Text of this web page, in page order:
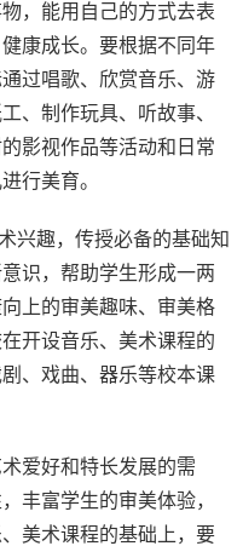
，能用自己的方式去表
康成长。要根据不同年
过唱歌、欣赏音乐、游
、制作玩具、听故事、
影视作品等活动和日常
行美育。
兴趣，传授必备的基础知
识，帮助学生形成一两
上的审美趣味、审美格
开设音乐、美术课程的
、戏曲、器乐等校本课
爱好和特长发展的需
丰富学生的审美体验，
美术课程的基础上，要